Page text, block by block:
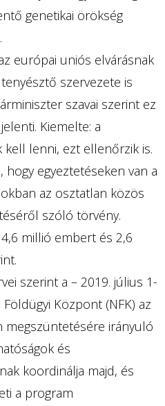
genetikai örökség
európai uniós elvárásnak
szervezete is
szavai szerint ez
Kiemelte: a
kell lenni, ezt ellenőrzik is.
hogy egyeztetéseken van a
az osztatlan közös
szóló törvény.
millió embert és 2,6
szerint a – 2019. július 1-
Központ (NFK) az
irányuló
és
koordinálja majd, és
a program